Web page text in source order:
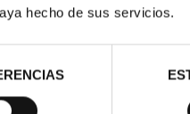
hecho de sus servicios.